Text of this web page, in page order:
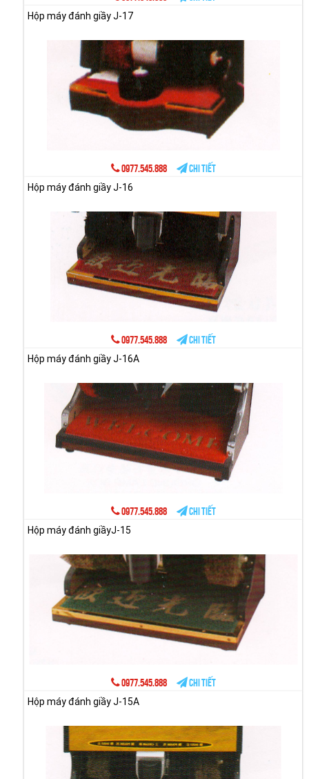
Hộp máy đánh giầy J-17
0977.545.888
Chi tiết
Hộp máy đánh giầy J-16
0977.545.888
Chi tiết
Hộp máy đánh giầy J-16A
0977.545.888
Chi tiết
Hộp máy đánh giầyJ-15
0977.545.888
Chi tiết
Hộp máy đánh giầy J-15A